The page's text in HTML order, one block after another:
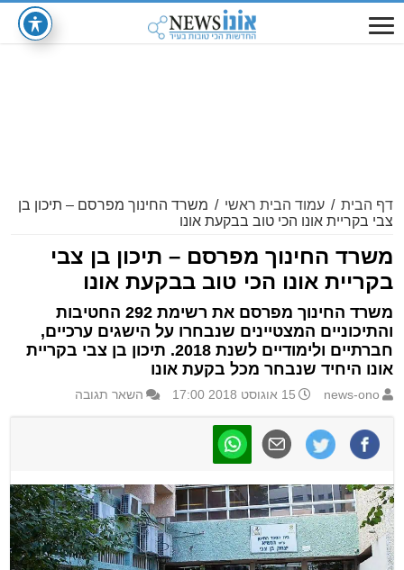
דף הבית / עמוד הבית ראשי / משרד החינוך מפרסם – תיכון בן
צבי בקריית אונו הכי טוב בבקעת אונו
משרד החינוך מפרסם – תיכון בן צבי
בקריית אונו הכי טוב בבקעת אונו
משרד החינוך מפרסם את רשימת 292 החטיבות
והתיכוניים המצטיינים שנבחרו על הישגים ערכיים,
חברתיים ולימודיים לשנת 2018. תיכון בן צבי בקריית
אונו היחיד שנבחר מכל בקעת אונו
news-ono 15 אוגוסט 2018 17:00 השאר תגובה